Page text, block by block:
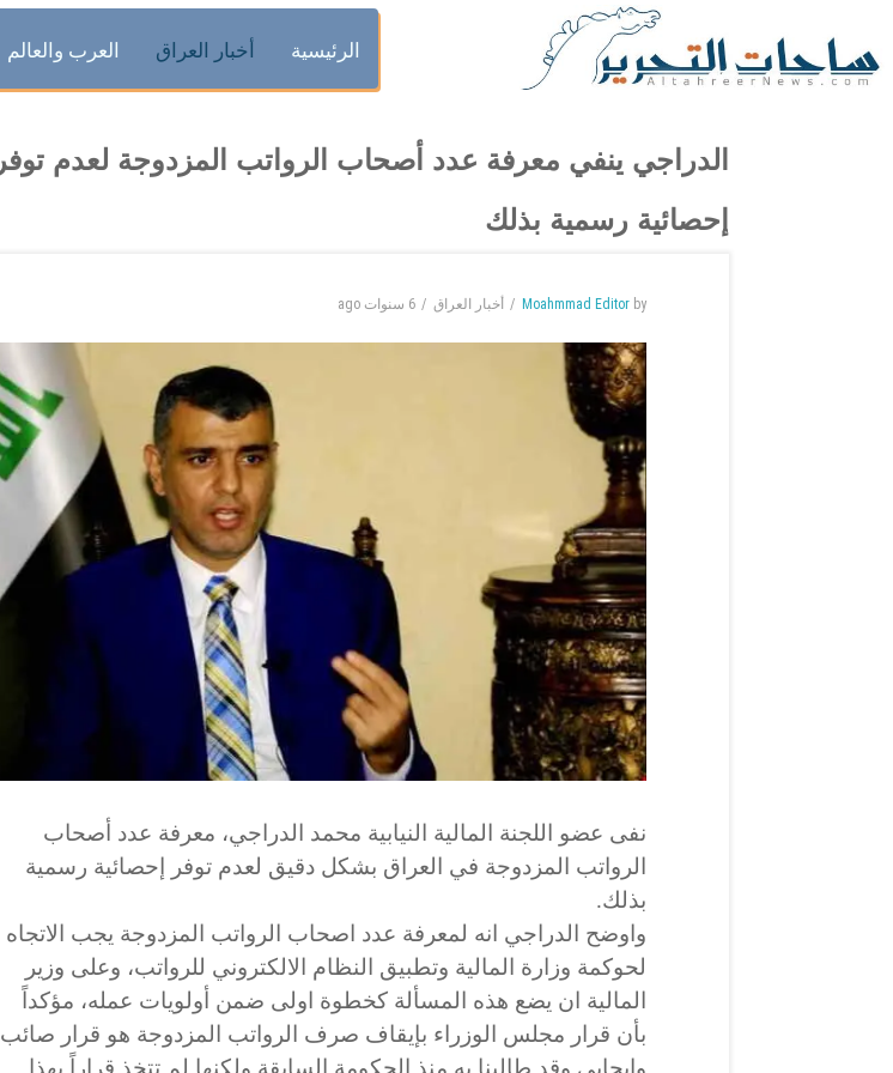
الرئيسية أخبار العراق العرب والعالم
الدراجي ينفي معرفة عدد أصحاب الرواتب المزدوجة لعدم توفر
إحصائية رسمية بذلك
by
Moahmmad Editor أخبار العراق 6 سنوات ago
نفى عضو اللجنة المالية النيابية محمد الدراجي، معرفة عدد أصحاب
الرواتب المزدوجة في العراق بشكل دقيق لعدم توفر إحصائية رسمية
بذلك.
واوضح الدراجي انه لمعرفة عدد اصحاب الرواتب المزدوجة يجب الاتجاه
لحوكمة وزارة المالية وتطبيق النظام الالكتروني للرواتب، وعلى وزير
المالية ان يضع هذه المسألة كخطوة اولى ضمن أولويات عمله، مؤكداً
بأن قرار مجلس الوزراء بإيقاف صرف الرواتب المزدوجة هو قرار صائب
وإيجابي وقد طالبنا به منذ الحكومة السابقة ولكنها لم تتخذ قراراً بهذا